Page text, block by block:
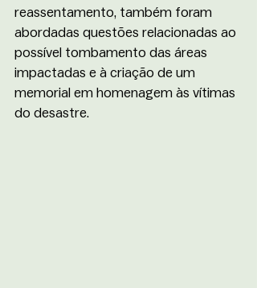
reassentamento, também foram
abordadas questões relacionadas ao
possível tombamento das áreas
impactadas e à criação de um
memorial em homenagem às vítimas
do desastre.